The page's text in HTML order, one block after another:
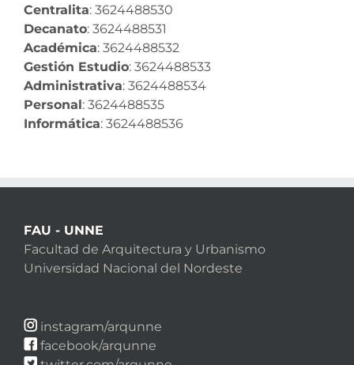
Centralita: 3624488530
Decanato: 3624488531
Académica: 3624488532
Gestión Estudio: 3624488533
Administrativa: 3624488534
Personal : 3624488535
Informática: 3624488536
FAU - UNNE
Facultad de Arquitectura y Urbanismo
Universidad Nacional del Nordeste
instagram/arqunne
facebook/arqunne